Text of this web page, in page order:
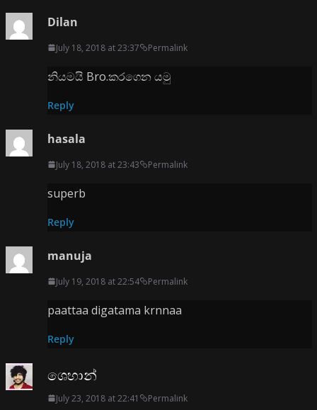
Dilan
July 18, 2018 at 23:37 Permalink
නියමයි Bro.කරගෙන යමු
Reply
hasala
July 18, 2018 at 23:43 Permalink
superb
Reply
manuja
July 19, 2018 at 22:54 Permalink
paattaa digatama krnnaa
Reply
ශෙහාන්
July 23, 2018 at 22:41 Permalink